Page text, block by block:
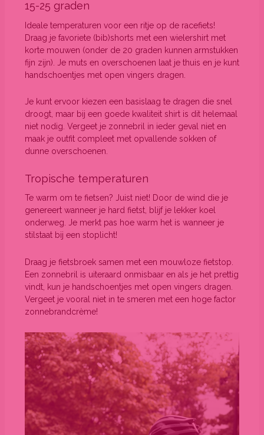
15-25 graden
Ideale temperaturen voor een ritje op de racefiets!
Draag je favoriete (bib)shorts met een wielershirt met
korte mouwen (onder de 20 graden kunnen armstukken
fijn zijn).
Je muts en overschoenen laat je thuis en je kunt
handschoentjes met open vingers dragen.
Je kunt ervoor kiezen een basislaag te dragen die snel
droogt, maar bij een goede kwaliteit shirt is dit helemaal
niet nodig. Vergeet je zonnebril in ieder geval niet en
maak je outfit compleet met opvallende sokken of
dunne overschoenen.
Tropische temperaturen
Te warm om te fietsen? Juist niet! Door de wind die je
genereert wanneer je hard fietst, blijf je lekker koel
onderweg. Je merkt pas hoe warm het is wanneer je
stilstaat bij een stoplicht!
Draag je fietsbroek samen met een mouwloze fietstop.
Een zonnebril is uiteraard onmisbaar en als je het prettig
vindt, kun je handschoentjes met open vingers dragen.
Vergeet je vooral niet in te smeren met een hoge factor
zonnebrandcrème!